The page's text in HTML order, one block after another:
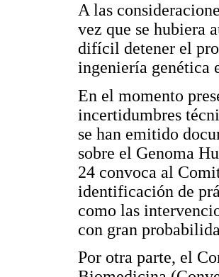
A las
vez que se hubiera
difícil detener el
ingeniería genética
En el momento
incertidumbres
se han emitido
sobre el Genoma
24 convoca al
identificación de
como las
con gran
Por otra parte, el